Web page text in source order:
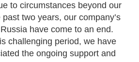
to circumstances beyond our
two years, our company’s
have come to an end.
challenging period, we have
the ongoing support and